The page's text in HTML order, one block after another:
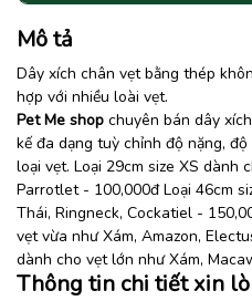
Mô tả
Dây xích chân vẹt bằng thép
hợp với nhiều loài vẹt.
Pet Me shop chuyên bán dây
kế đa dạng tuỳ chỉnh độ nặng,
loại vẹt. Loại 29cm size XS dành
Parrotlet - 100,000đ Loại 46cm
Thái, Ringneck, Cockatiel -
vẹt vừa như Xám, Amazon,
dành cho vẹt lớn như Xám,
Thông tin chi tiết xin